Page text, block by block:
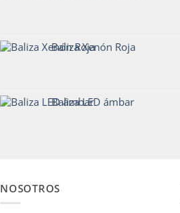
Baliza Xenón Roja
Baliza LED ámbar
NOSOTROS